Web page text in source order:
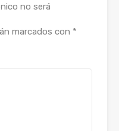
no será
marcados con *